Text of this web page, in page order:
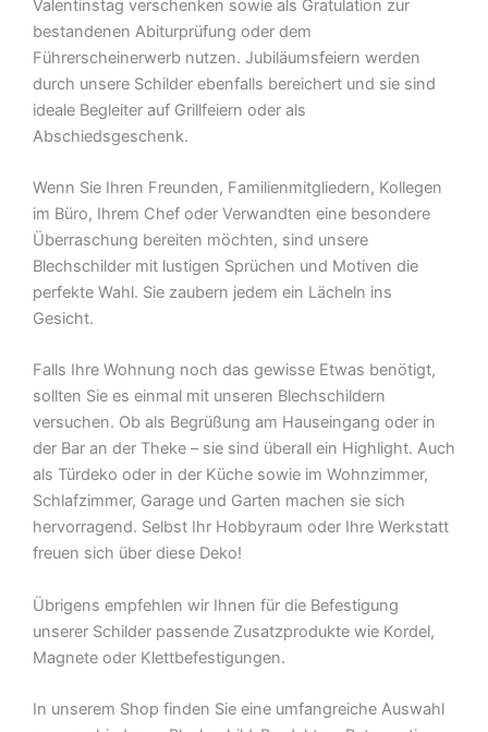
Valentinstag verschenken sowie als Gratulation zur
bestandenen Abiturprüfung oder dem
Führerscheinerwerb nutzen. Jubiläumsfeiern werden
durch unsere Schilder ebenfalls bereichert und sie sind
ideale Begleiter auf Grillfeiern oder als
Abschiedsgeschenk.
Wenn Sie Ihren Freunden, Familienmitgliedern, Kollegen
im Büro, Ihrem Chef oder Verwandten eine besondere
Überraschung bereiten möchten, sind unsere
Blechschilder mit lustigen Sprüchen und Motiven die
perfekte Wahl. Sie zaubern jedem ein Lächeln ins
Gesicht.
Falls Ihre Wohnung noch das gewisse Etwas benötigt,
sollten Sie es einmal mit unseren Blechschildern
versuchen. Ob als Begrüßung am Hauseingang oder in
der Bar an der Theke – sie sind überall ein Highlight. Auch
als Türdeko oder in der Küche sowie im Wohnzimmer,
Schlafzimmer, Garage und Garten machen sie sich
hervorragend. Selbst Ihr Hobbyraum oder Ihre Werkstatt
freuen sich über diese Deko!
Übrigens empfehlen wir Ihnen für die Befestigung
unserer Schilder passende Zusatzprodukte wie Kordel,
Magnete oder Klettbefestigungen.
In unserem Shop finden Sie eine umfangreiche Auswahl